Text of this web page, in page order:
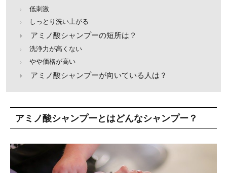
低刺激
しっとり洗い上がる
アミノ酸シャンプーの短所は？
洗浄力が高くない
やや価格が高い
アミノ酸シャンプーが向いている人は？
アミノ酸シャンプーとはどんなシャンプー？